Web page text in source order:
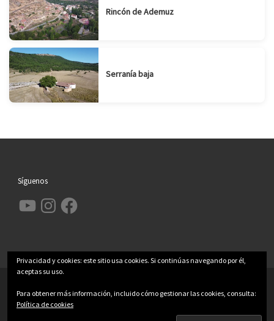
Rincón de Ademuz
Serranía baja
Síguenos
YouTube InstagramFacebook
Funciona con
Privacidad y cookies: este sitio usa cookies. Si continúas navegando por él,
aceptas su uso.
Para obtener más información, incluido cómo gestionar las cookies, consulta:
Política de cookies